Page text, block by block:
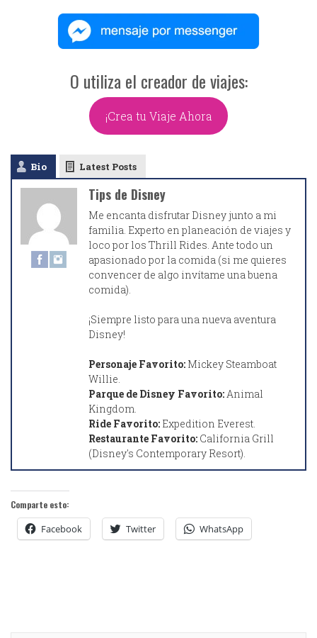
O utiliza el creador de viajes:
¡Crea tu Viaje Ahora
Bio Latest Posts
Tips de Disney
Me encanta disfrutar Disney junto a mi
familia. Experto en planeación de viajes y
loco por los Thrill Rides. Ante todo un
apasionado por la comida (si me quieres
convencer de algo invítame una buena
comida).
¡Siempre listo para una nueva aventura
Disney!
Personaje Favorito: Mickey Steamboat
Willie.
Parque de Disney Favorito:Animal
Kingdom.
Ride Favorito: Expedition Everest.
Restaurante Favorito: California Grill
(Disney's Contemporary Resort).
Comparte esto:
Facebook Twitter WhatsApp